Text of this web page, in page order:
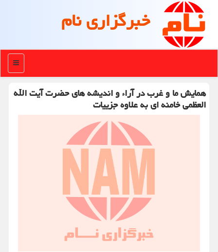
خبرگزاری نام
منو
همایش ما و غرب در آراء و اندیشه های حضرت آیت الله
العظمی خامنه ای به علاوه جزییات